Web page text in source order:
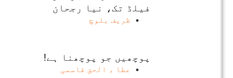
فیلڈ تک، نیا رجحان
ظریف بلوچ
پوچھیں جو پوچھنا ہے!
عطا ء الحق قاسمی